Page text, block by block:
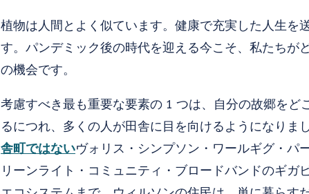
植物は人間とよく似ています。健康で充実した人生を
す。パンデミック後の時代を迎える今こそ、私たちが
の機会です。
考慮すべき最も重要な要素の 1 つは、自分の故郷を
るにつれ、多くの人が田舎に目を向けるようになりま
舎町ではないヴォリス・シンプソン・ワールギグ・パ
リーンライト・コミュニティ・ブロードバンドのギ